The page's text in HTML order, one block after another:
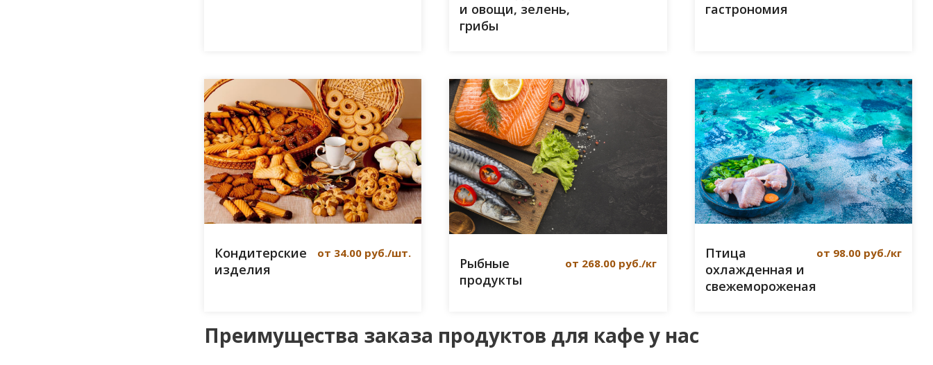
и овощи, зелень,
грибы
гастрономия
Кондитерские
изделия
от 34.00 руб./шт.
Рыбные
продукты
от 268.00 руб./кг
Птица
охлажденная и
свежемороженая
от 98.00 руб./кг
Преимущества заказа продуктов для кафе у нас